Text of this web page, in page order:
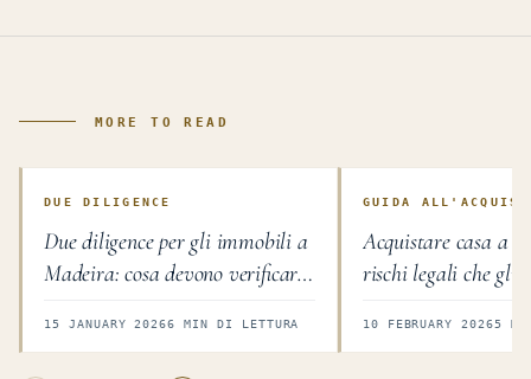
MORE TO READ
DUE DILIGENCE
Due diligence per gli immobili a
Madeira: cosa devono verificare
15 JANUARY 20266 MIN DI LETTURA
GUIDA
Acquistare casa a
rischi legali che gli
10 FEBRUARY 20265